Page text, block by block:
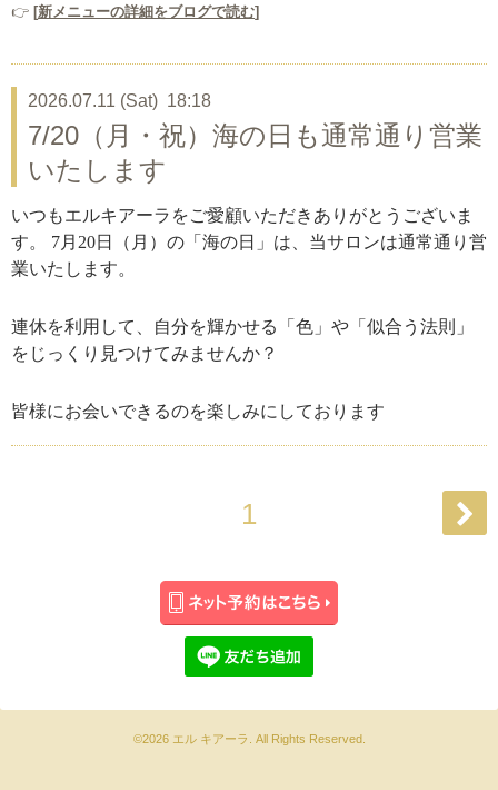
👉 [新メニューの詳細をブログで読む]
2026.07.11 (Sat) 18:18
7/20（月・祝）海の日も通常通り営業
いたします
いつもエルキアーラをご愛顧いただきありがとうございま
す。
7月20日（月）の「海の日」は、当サロンは通常通り営
業いたします。
連休を利用して、自分を輝かせる「色」や「似合う法則」
をじっくり見つけてみませんか？
皆様にお会いできるのを楽しみにしております
1
©2026 エル キアーラ . All Rights Reserved.